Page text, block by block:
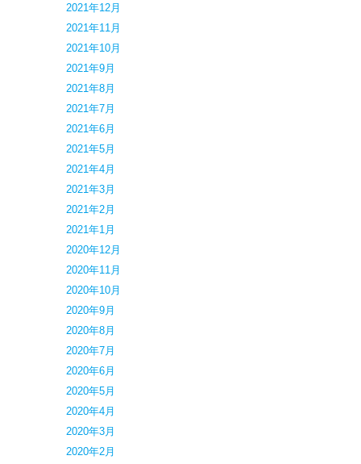
2021年12月
2021年11月
2021年10月
2021年9月
2021年8月
2021年7月
2021年6月
2021年5月
2021年4月
2021年3月
2021年2月
2021年1月
2020年12月
2020年11月
2020年10月
2020年9月
2020年8月
2020年7月
2020年6月
2020年5月
2020年4月
2020年3月
2020年2月